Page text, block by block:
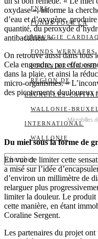
FNRS
FONDS POUR LA
CHIRURGIE
FONDS WERNAERS
FOURNIER-MAJOIE
RÉGION DE
BRUXELLES-
WALLONIE-
INTERNATIONAL
WALLONIE
oxydase », informe la
d’eau et d’oxygène,
quantité, du peroxyde
antibactérien. »
On retrouve aussi dans tous
Cela engendre, par effet
dans la plaie, et ainsi la
micro-organismes. «
des picotements douloureux
Microbilles
Du miel sous la forme de
En vue de limiter cette
a misé sur l’idée
d’environ un millimètre de
relarguer plus
limiter la douleur. Le produit
cette manière, en étant
Coraline Sergent.
Les partenaires du projet